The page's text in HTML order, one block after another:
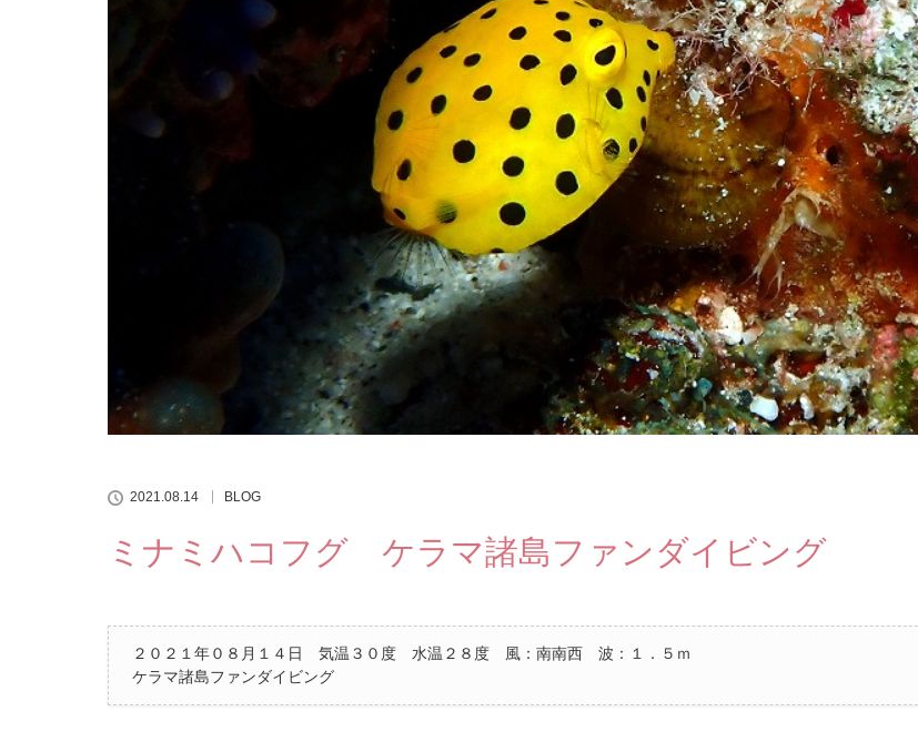
2021.08.14 BLOG
ミナミハコフグ ケラマ諸島ファンダイビング
２０２１年０８月１４日 気温３０度 水温２８度 風：南南西 波：１．５ｍ
ケラマ諸島ファンダイビング